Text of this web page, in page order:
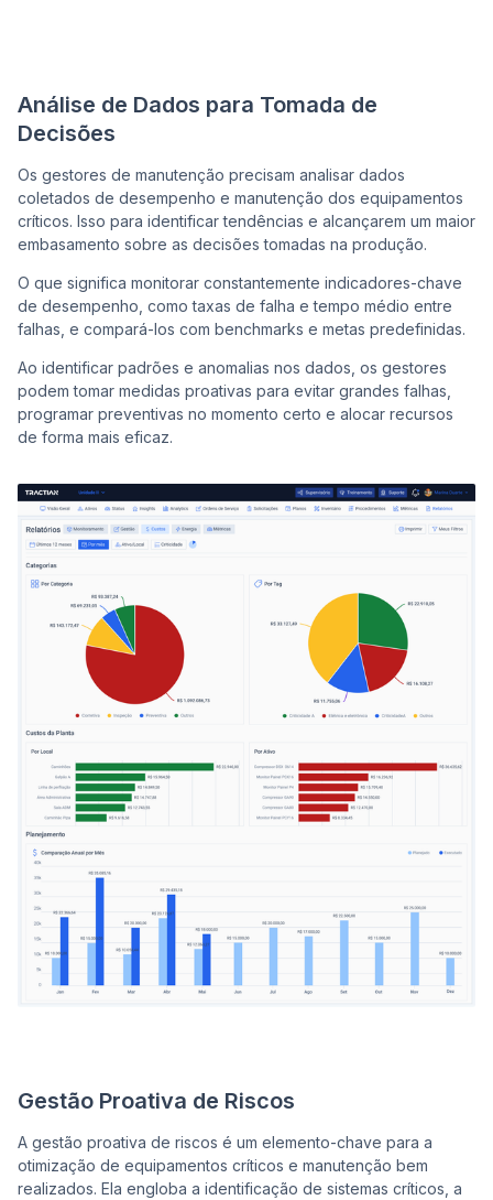
Análise de Dados para Tomada de
Decisões
Os gestores de manutenção precisam analisar dados
coletados de desempenho e manutenção dos equipamentos
críticos. Isso para identificar tendências e alcançarem um maior
embasamento sobre as decisões tomadas na produção.
O que significa monitorar constantemente indicadores-chave
de desempenho, como taxas de falha e tempo médio entre
falhas, e compará-los com benchmarks e metas predefinidas.
Ao identificar padrões e anomalias nos dados, os gestores
podem tomar medidas proativas para evitar grandes falhas,
programar preventivas no momento certo e alocar recursos
de forma mais eficaz.
Gestão Proativa de Riscos
A gestão proativa de riscos é um elemento-chave para a
otimização de equipamentos críticos e manutenção bem
realizados. Ela engloba a identificação de sistemas críticos, a